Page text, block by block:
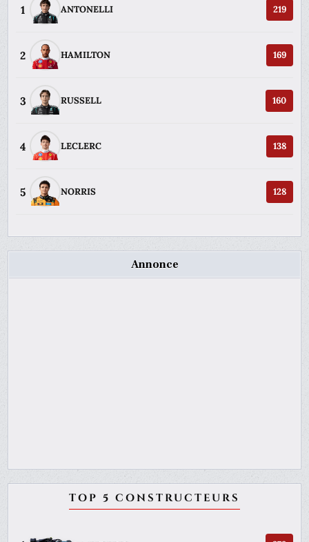
1 ANTONELLI 219
2 HAMILTON 169
3 RUSSELL 160
4 LECLERC 138
5 NORRIS 128
Annonce
TOP 5 CONSTRUCTEURS